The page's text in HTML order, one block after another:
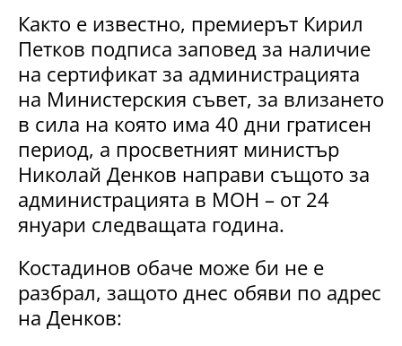
Както е известно, премиерът Кирил
Петков подписа заповед за наличие
на сертификат за администрацията
на Министерския съвет, за влизането
в сила на която има 40 дни гратисен
период, а просветният министър
Николай Денков направи същото за
администрацията в МОН – от 24
януари следващата година.
Костадинов обаче може би не е
разбрал, защото днес обяви по адрес
на Денков: